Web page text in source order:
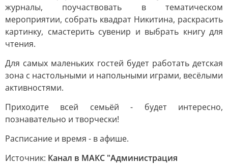
журналы, поучаствовать в тематическом
мероприятии, собрать квадрат Никитина, раскрасить
картинку, смастерить сувенир и выбрать книгу для
чтения.
Для самых маленьких гостей будет работать детская
зона с настольными и напольными играми, весёлыми
активностями.
Приходите всей семьёй - будет интересно,
познавательно и творчески!
Расписание и время - в афише.
Источник: Канал в МАКС "Администрация